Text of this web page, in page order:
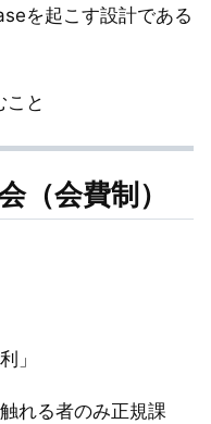
を起こす設計である
こと
（会費制）
」
れる者のみ正規課